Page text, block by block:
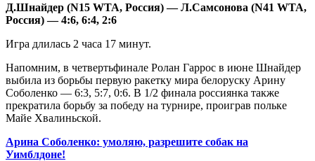
Д.Шнайдер (N15 WTA, Россия) — Л.Самсонова (N41 WTA,
Россия) — 4:6, 6:4, 2:6
Игра длилась 2 часа 17 минут.
Напомним, в четвертьфинале Ролан Гаррос в июне Шнайдер
выбила из борьбы первую ракетку мира белоруску Арину
Соболенко — 6:3, 5:7, 0:6. В 1/2 финала россиянка также
прекратила борьбу за победу на турнире, проиграв польке
Майе Хвалиньской.
Арина Соболенко: умоляю, разрешите собак на
Уимблдоне!